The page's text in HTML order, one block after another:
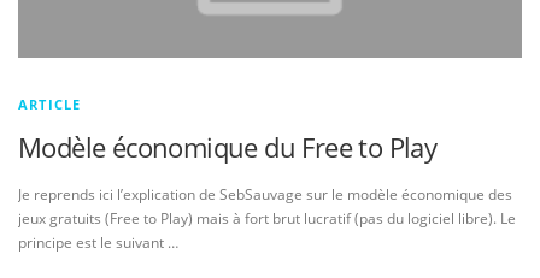
ARTICLE
Modèle économique du Free to Play
Je reprends ici l’explication de SebSauvage sur le modèle économique des
jeux gratuits (Free to Play) mais à fort brut lucratif (pas du logiciel libre). Le
principe est le suivant …